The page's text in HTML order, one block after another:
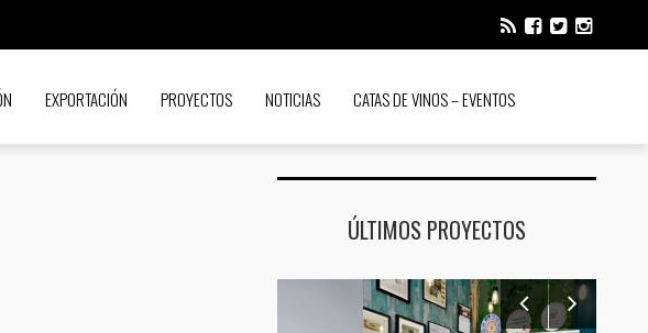
EXPORTACIÓN PROYECTOS NOTICIAS CATAS DE VINOS – EVENTOS
ÚLTIMOS PROYECTOS